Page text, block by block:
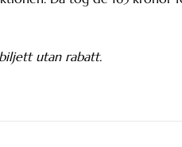
utan rabatt.